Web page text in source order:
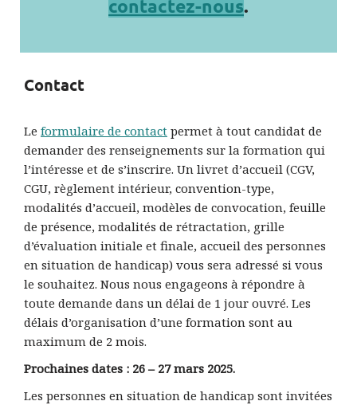
contactez-nous.
Contact
Le formulaire de contact permet à tout candidat de
demander des renseignements sur la formation qui
l’intéresse et de s’inscrire. Un livret d’accueil (CGV,
CGU, règlement intérieur, convention-type,
modalités d’accueil, modèles de convocation, feuille
de présence, modalités de rétractation, grille
d’évaluation initiale et finale, accueil des personnes
en situation de handicap) vous sera adressé si vous
le souhaitez. Nous nous engageons à répondre à
toute demande dans un délai de 1 jour ouvré. Les
délais d’organisation d’une formation sont au
maximum de 2 mois.
Prochaines dates : 26 – 27 mars 2025.
Les personnes en situation de handicap sont invitées